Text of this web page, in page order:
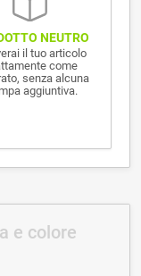
NEUTRO
il tuo articolo
come
senza alcuna
aggiuntiva.
e colore